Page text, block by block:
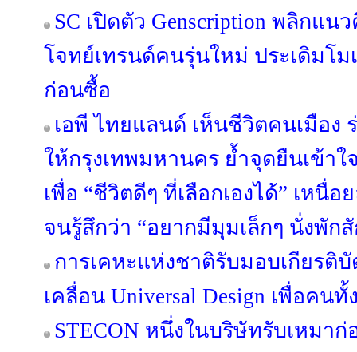
SC เปิดตัว Genscription พลิกแ
โจทย์เทรนด์คนรุ่นใหม่ ประเดิมโมเ
ก่อนซื้อ
เอพี ไทยแลนด์ เห็นชีวิตคนเมือง
ให้กรุงเทพมหานคร ย้ำจุดยืนเข้าใ
เพื่อ “ชีวิตดีๆ ที่เลือกเองได้” เหนื่
จนรู้สึกว่า “อยากมีมุมเล็กๆ นั่งพัก
การเคหะแห่งชาติรับมอบเกียรติ
เคลื่อน Universal Design เพื่อคนทั้
STECON หนึ่งในบริษัทรับเหมาก่